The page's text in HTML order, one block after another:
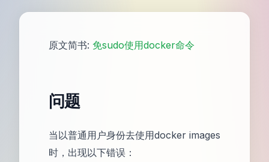
原文简书: 免sudo使用docker命令
问题
当以普通用户身份去使用docker images
时，出现以下错误：